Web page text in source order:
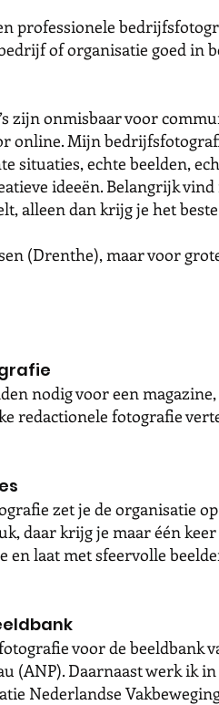
professionele
of organisatie goed in
zijn onmisbaar voor
online. Mijn
situaties, echte beelden,
ideeën. Belangrijk
alleen dan krijg je het
(Drenthe), maar voor
nodig voor een
redactionele fotografie
zet je de organisatie
daar krijg je maar één
en laat met sfeervolle
voor de beeldbank
(ANP). Daarnaast werk ik
Nederlandse